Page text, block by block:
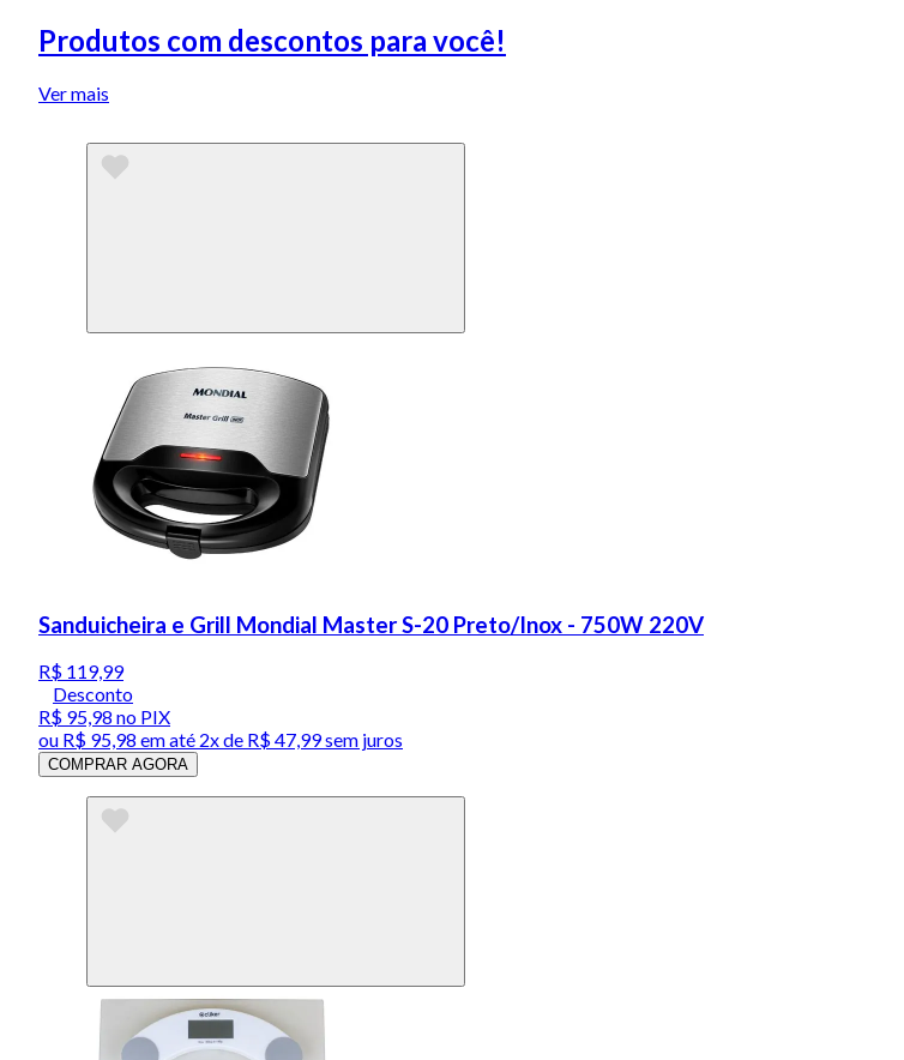
Produtos com descontos para você!
Ver mais
Sanduicheira e Grill Mondial Master S-20 Preto/Inox - 750W 220V
R$ 119,99
Desconto
R$ 95,98 no PIX
ou R$ 95,98 em até 2x de R$ 47,99 sem juros
COMPRAR AGORA